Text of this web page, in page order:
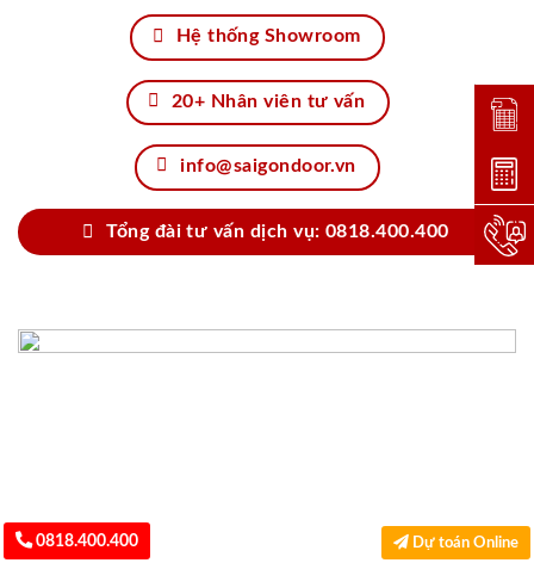
Hệ thống Showroom
20+ Nhân viên tư vấn
info@saigondoor.vn
Tổng đài tư vấn dịch vụ: 0818.400.400
0818.400.400 Dự toán Online
Đặt
Dự